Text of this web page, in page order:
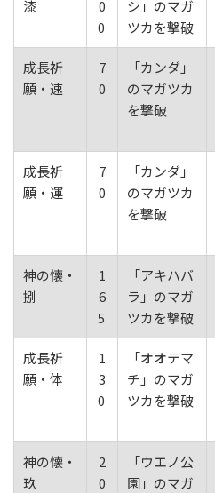
漆
0
0
シ」のマガ
ツカを撃破
成長祈
願・速
7
0
「カンダ」
のマガツカ
を撃破
成長祈
願・運
7
0
「カンダ」
のマガツカ
を撃破
神の懐・
捌
1
6
5
「アキハバ
ラ」のマガ
ツカを撃破
成長祈
願・体
1
3
0
「オオテマ
チ」のマガ
ツカを撃破
神の懐・
玖
2
0
「ウエノ公
園」のマガ